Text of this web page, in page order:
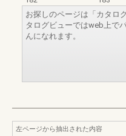
お探しのページは「カタロ
タログビューではweb上で
んになれます。
左ページから抽出された内容